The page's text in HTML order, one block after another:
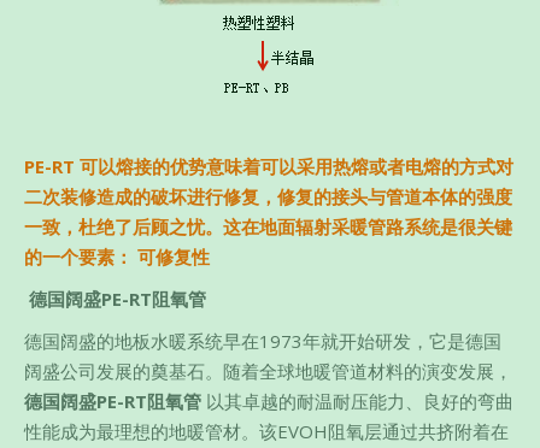
PE-RT 可以熔接的优势意味着可以采用热熔或者电熔的方式对
二次装修造成的破坏进行修复，修复的接头与管道本体的强度
一致，杜绝了后顾之忧。这在地面辐射采暖管路系统是很关键
的一个要素： 可修复性
德国阔盛PE-RT阻氧管
德国阔盛的地板水暖系统早在1973年就开始研发，它是德国
阔盛公司发展的奠基石。随着全球地暖管道材料的演变发展，
德国阔盛PE-RT阻氧管 以其卓越的耐温耐压能力、良好的弯曲
性能成为最理想的地暖管材。该EVOH阻氧层通过共挤附着在